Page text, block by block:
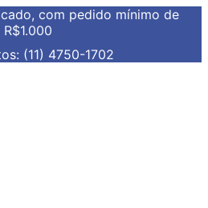
com pedido mínimo de
R$1.000
(11) 4750-1702